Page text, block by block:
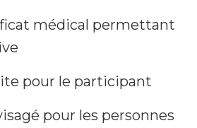
médical permettant
pour le participant
pour les personnes